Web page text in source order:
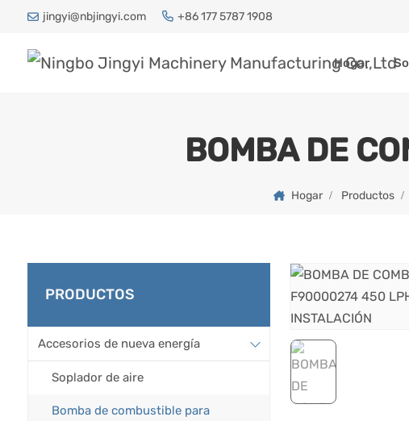
jingyi@nbjingyi.com +86 177 5787 1908
Hogar
BOMBA DE
Hogar Productos
PRODUCTOS
Accesorios de nueva energía
Soplador de aire
Bomba de combustible para